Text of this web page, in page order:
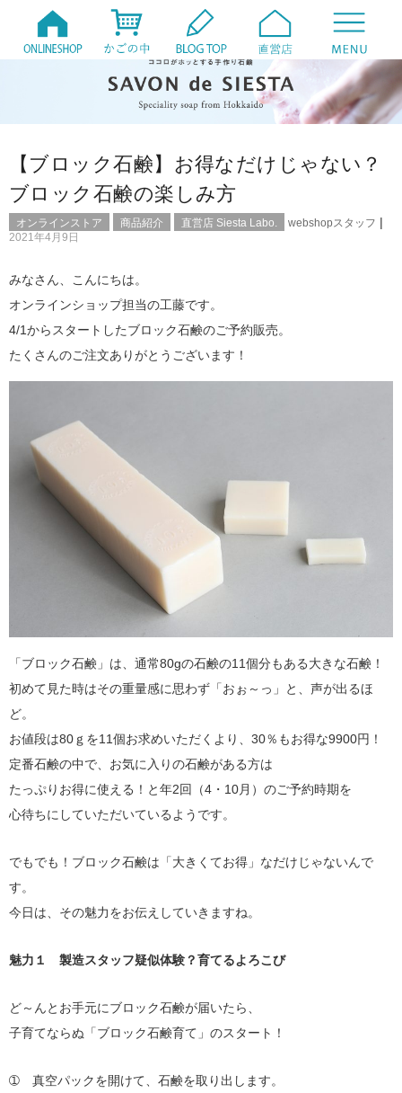
【ブロック石鹸】お得なだけじゃない？
ブロック石鹸の楽しみ方
オンラインストア 商品紹介 直営店 Siesta Labo. webshopスタッフ |
2021年4月9日
みなさん、こんにちは。
オンラインショップ担当の工藤です。
4/1からスタートしたブロック石鹸のご予約販売。
たくさんのご注文ありがとうございます！
「ブロック石鹸」は、通常80gの石鹸の11個分もある大きな石鹸！
初めて見た時はその重量感に思わず「おぉ～っ」と、声が出るほ
ど。
お値段は80ｇを11個お求めいただくより、30％もお得な9900円！
定番石鹸の中で、お気に入りの石鹸がある方は
たっぷりお得に使える！と年2回（4・10月）のご予約時期を
心待ちにしていただいているようです。
でもでも！ブロック石鹸は「大きくてお得」なだけじゃないんで
す。
今日は、その魅力をお伝えしていきますね。
魅力１ 製造スタッフ疑似体験？育てるよろこび
ど～んとお手元にブロック石鹸が届いたら、
子育てならぬ「ブロック石鹸育て」のスタート！
➀ 真空パックを開けて、石鹸を取り出します。